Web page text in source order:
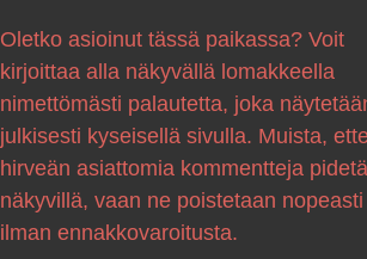
Oletko asioinut tässä paikassa? Voit
kirjoittaa alla näkyvällä lomakkeella
nimettömästi palautetta, joka
julkisesti kyseisellä sivulla. Muista,
hirveän asiattomia kommentteja pidetä
näkyvillä, vaan ne poistetaan
ilman ennakkovaroitusta.